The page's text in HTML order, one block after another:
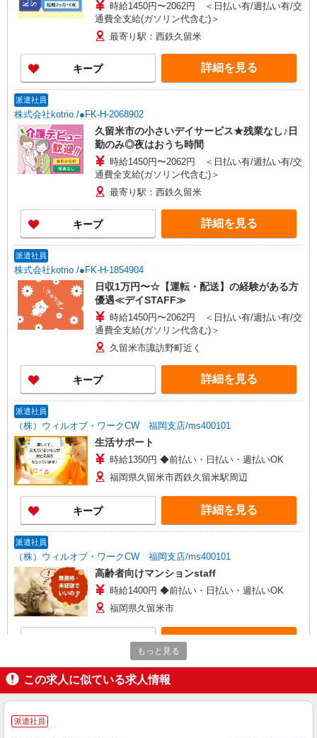
時給1450円〜2062円 ＜日払い有/週払い有/交
通費全支給(ガソリン代含む)＞
最寄り駅：西鉄久留米
キープ 詳細を見る
派遣社員
株式会社kotrio /●FK-H-2068902
久留米市の小さいデイサービス★残業なし♪日
勤のみ◎夜はおうち時間
時給1450円〜2062円 ＜日払い有/週払い有/交
通費全支給(ガソリン代含む)＞
最寄り駅：西鉄久留米
キープ 詳細を見る
派遣社員
株式会社kotrio /●FK-H-1854904
日収1万円〜☆【運転・配送】の経験がある方
優遇≪デイSTAFF≫
時給1450円〜2062円 ＜日払い有/週払い有/交
通費全支給(ガソリン代含む)＞
久留米市諏訪野町近く
キープ 詳細を見る
派遣社員
（株）ウィルオブ・ワークCW 福岡支店/ms400101
生活サポート
時給1350円 ◆前払い・日払い・週払いOK
福岡県久留米市西鉄久留米駅周辺
キープ 詳細を見る
派遣社員
（株）ウィルオブ・ワークCW 福岡支店/ms400101
高齢者向けマンションstaff
時給1400円 ◆前払い・日払い・週払いOK
福岡県久留米市
派遣社員
株式会社kotrio /●FK-H-2051217
久留米市＊年齢不問◎未経験から安定した業界
もっと見る
この求人に似ている求人情報
派遣社員